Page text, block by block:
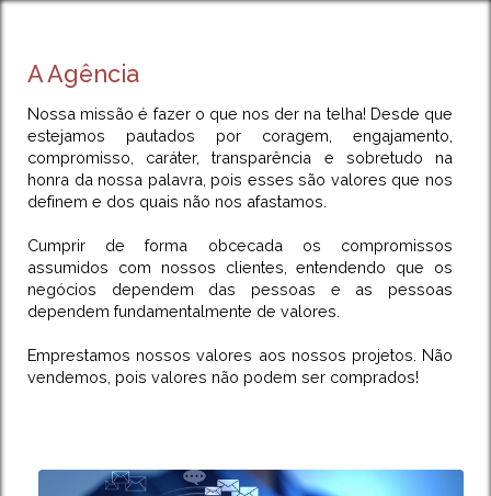
A Agência
Nossa missão é fazer o que nos der na telha! Desde que
estejamos pautados por coragem, engajamento,
compromisso, caráter, transparência e sobretudo na
honra da nossa palavra, pois esses são valores que nos
definem e dos quais não nos afastamos.
Cumprir de forma obcecada os compromissos
assumidos com nossos clientes, entendendo que os
negócios dependem das pessoas e as pessoas
dependem fundamentalmente de valores.
Emprestamos nossos valores aos nossos projetos. Não
vendemos, pois valores não podem ser comprados!